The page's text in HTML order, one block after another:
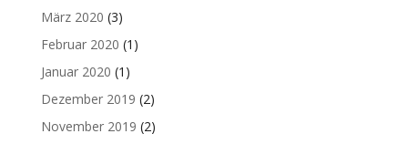
März 2020 (3)
Februar 2020 (1)
Januar 2020 (1)
Dezember 2019 (2)
November 2019 (2)